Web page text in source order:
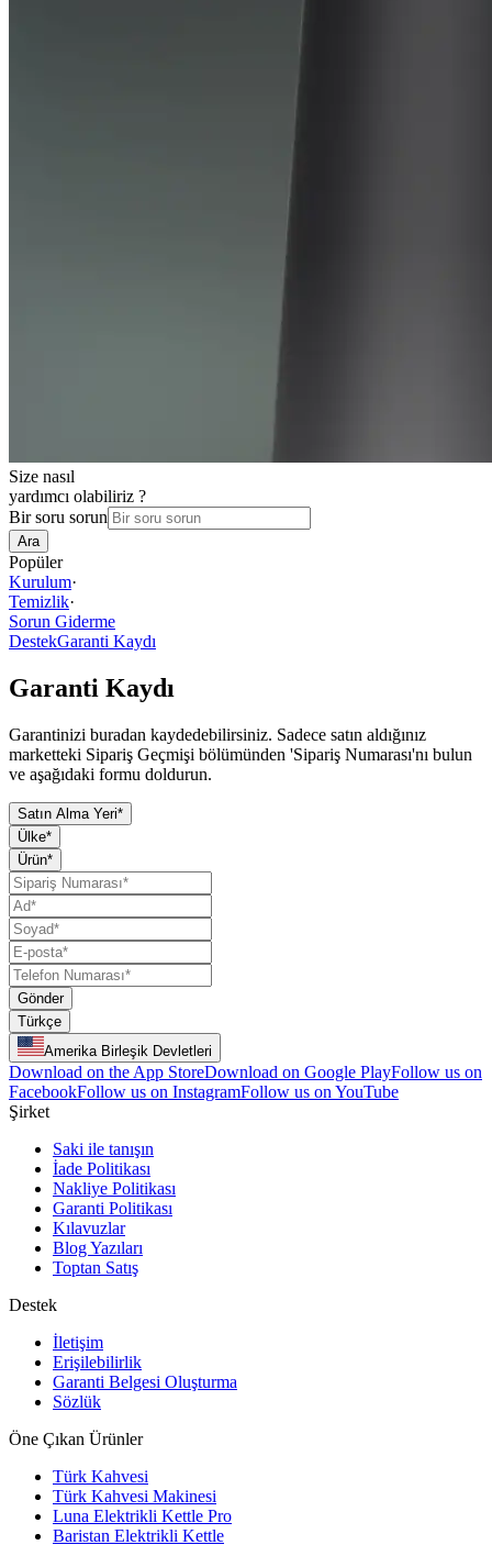
Size nasıl
yardımcı olabiliriz ?
Bir soru sorun
Ara
Popüler
Kurulum·
Temizlik·
Sorun Giderme
DestekGaranti Kaydı
Garanti Kaydı
Garantinizi buradan kaydedebilirsiniz. Sadece satın aldığınız
marketteki Sipariş Geçmişi bölümünden 'Sipariş Numarası'nı bulun
ve aşağıdaki formu doldurun.
Satın Alma Yeri*
Ülke*
Ürün*
Gönder
Türkçe
Amerika Birleşik Devletleri
Download on the App StoreDownload on Google PlayFollow us on
FacebookFollow us on InstagramFollow us on YouTube
Şirket
Saki ile tanışın
İade Politikası
Nakliye Politikası
Garanti Politikası
Kılavuzlar
Blog Yazıları
Toptan Satış
Destek
İletişim
Erişilebilirlik
Garanti Belgesi Oluşturma
Sözlük
Öne Çıkan Ürünler
Türk Kahvesi
Türk Kahvesi Makinesi
Luna Elektrikli Kettle Pro
Baristan Elektrikli Kettle